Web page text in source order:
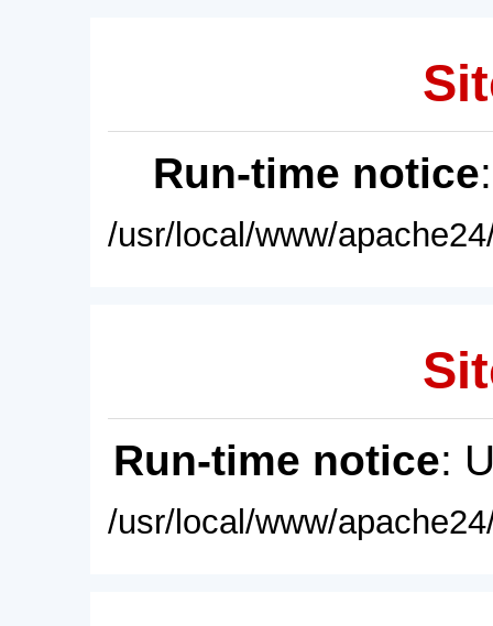
Run-time notice
/usr/local/www/
Run-time notice:
/usr/local/www/